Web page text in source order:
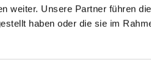
weiter. Unsere Partner führen
haben oder die sie im